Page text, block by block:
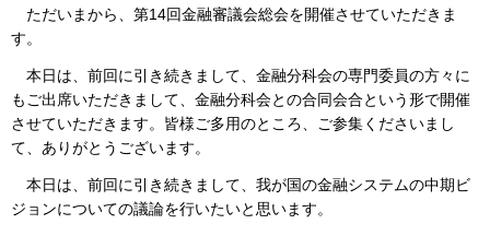
ただいまから、第14回金融審議会総会を開催させていただきま
す。
本日は、前回に引き続きまして、金融分科会の専門委員の方々に
もご出席いただきまして、金融分科会との合同会合という形で開催
させていただきます。皆様ご多用のところ、ご参集くださいまし
て、ありがとうございます。
本日は、前回に引き続きまして、我が国の金融システムの中期ビ
ジョンについての議論を行いたいと思います。